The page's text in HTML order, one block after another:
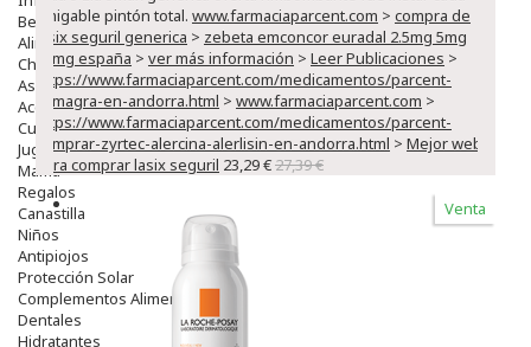
Bebé
Alimentación Y Complementos
Chupetes Y Mordedores
Aseo Y Baño
Accesorios
Cuidados Especiales
Juguetes
Mama
Regalos
Canastilla
Niños
Antipiojos
Protección Solar
Complementos Alimentarios
Dentales
Hidratantes
amigable pintón total. www.farmaciaparcent.com > compra de
lasix seguril generica > zebeta emconcor euradal 2.5mg 5mg
10mg españa > ver más información > Leer Publicaciones >
https://www.farmaciaparcent.com/medicamentos/parcent-
kamagra-en-andorra.html > www.farmaciaparcent.com >
https://www.farmaciaparcent.com/medicamentos/parcent-
comprar-zyrtec-alercina-alerlisin-en-andorra.html > Mejor web
para comprar lasix seguril 23,29 €27,39 €
Venta